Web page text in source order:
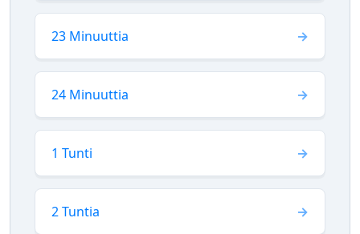
23 Minuuttia
24 Minuuttia
1 Tunti
2 Tuntia